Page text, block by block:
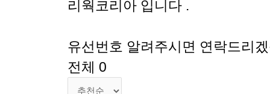
리웍코리아 입니다 .
유선번호 알려주시면 연락드리
전체 0